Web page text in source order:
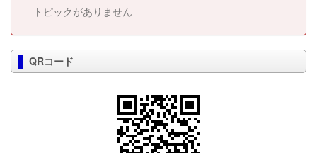
トピックがありません
QRコード